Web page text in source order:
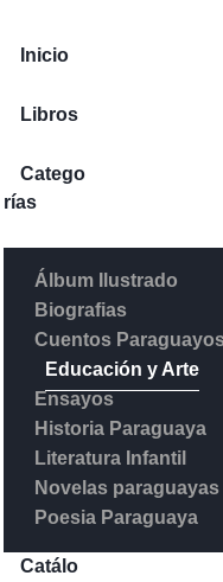
Inicio
Libros
Catego
rías
Álbum Ilustrado
Biografias
Cuentos
Educación y Arte
Ensayos
Historia Paraguaya
Literatura Infantil
Novelas paraguayas
Poesia Paraguaya
Catálo